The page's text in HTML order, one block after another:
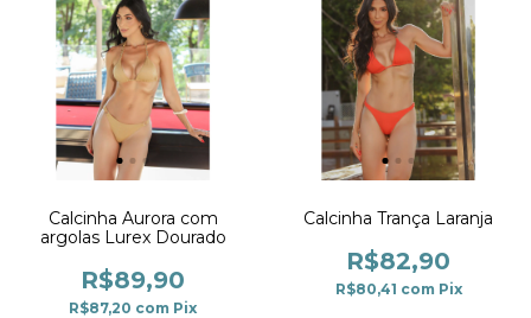
Calcinha Aurora com
argolas Lurex Dourado
R$89,90
R$87,20 com Pix
Calcinha Trança Laranja
R$82,90
R$80,41 com Pix